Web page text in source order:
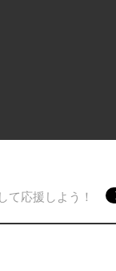
て応援しよう！